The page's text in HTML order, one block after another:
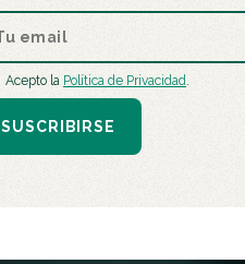
Acepto la Política de Privacidad.
SUSCRIBIRSE